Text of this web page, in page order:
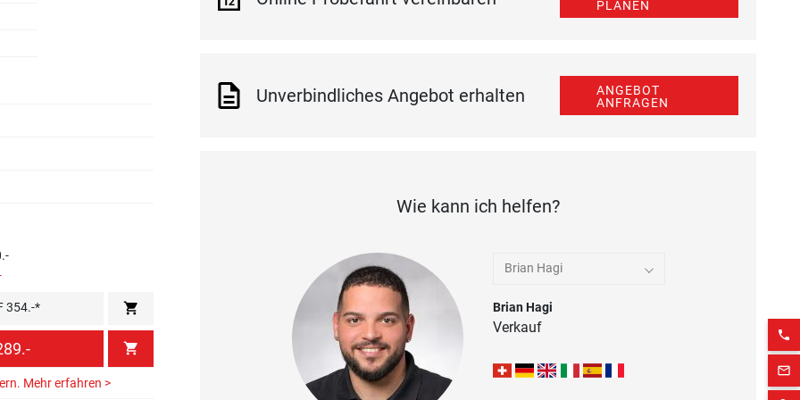
phone
mail_outline
354.-* shopping_cart
shopping_cart
Mehr erfahren >
PLANEN
Unverbindliches Angebot erhalten
ANGEBOT
ANFRAGEN
Wie kann ich helfen?
Brian Hagi
Brian Hagi
Verkauf